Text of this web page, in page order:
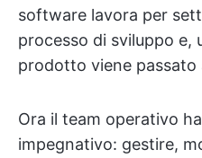
software lavora per
processo di sviluppo e,
prodotto viene passato
Ora il team operativo
impegnativo: gestire,